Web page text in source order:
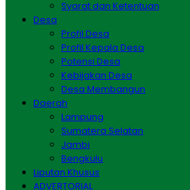
Syarat dan Ketentuan
Desa
Profil Desa
Profil Kepala Desa
Potensi Desa
Kebijakan Desa
Desa Membangun
Daerah
Lampung
Sumatera Selatan
Jambi
Bengkulu
Liputan Khusus
ADVERTORIAL